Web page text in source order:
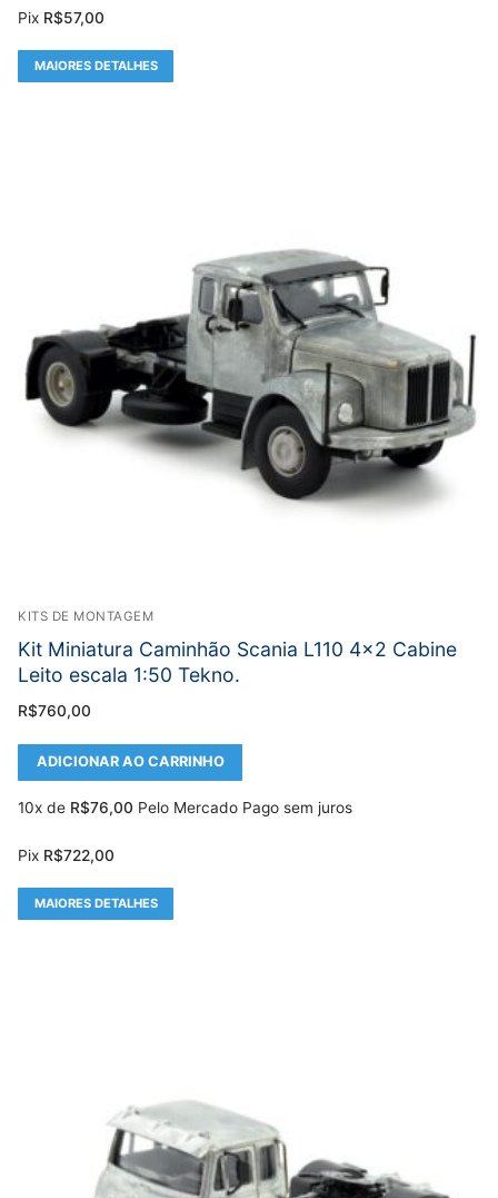
Pix R$57,00
MAIORES DETALHES
KITS DE MONTAGEM
Kit Miniatura Caminhão Scania L110 4×2 Cabine
Leito escala 1:50 Tekno.
R$760,00
ADICIONAR AO CARRINHO
10x de R$76,00 Pelo Mercado Pago sem juros
Pix R$722,00
MAIORES DETALHES